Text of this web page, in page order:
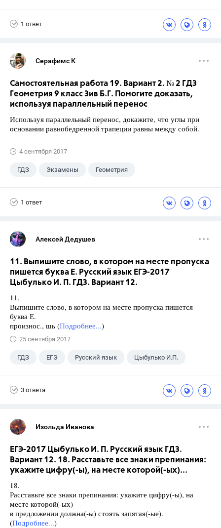
1 ответ
Серафимс К
Самостоятельная работа 19. Вариант 2. № 2 ГДЗ
Геометрия 9 класс Зив Б.Г. Помогите доказать,
используя параллельный перенос
Используя параллельный перенос, докажите, что углы при
основании равнобедренной трапеции равны между собой.
4 сентября 2017
ГДЗ Экзамены Геометрия
1 ответ
Алексей Дедушев
11. Выпишите слово, в котором на месте пропуска
пишется буква Е. Русский язык ЕГЭ-2017
Цыбулько И. П. ГДЗ. Вариант 12.
11.
Выпишите слово, в котором на месте пропуска пишется
буква Е.
произнос., шь (Подробнее...)
25 сентября 2017
ГДЗ ЕГЭ Русский язык Цыбулько И.П.
3 ответа
Изольда Иванова
ЕГЭ-2017 Цыбулько И. П. Русский язык ГДЗ.
Вариант 12. 18. Расставьте все знаки препинания:
укажите цифру(-ы), на месте которой(-ых)...
18.
Расставьте все знаки препинания: укажите цифру(-ы), на
месте которой(-ых)
в предложении должна(-ы) стоять запятая(-ые).
(Подробнее...)